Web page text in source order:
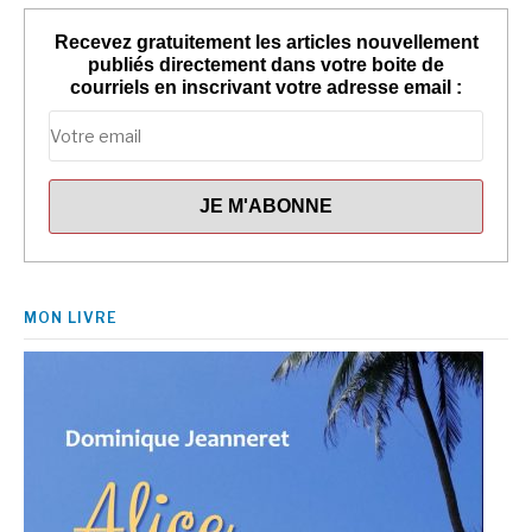
Recevez gratuitement les articles nouvellement
publiés directement dans votre boite de
courriels en inscrivant votre adresse email :
MON LIVRE